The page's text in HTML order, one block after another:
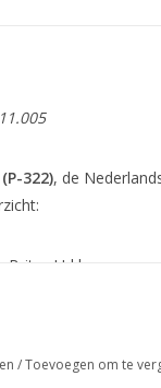
322), de
U-klasse
/Toevoegen om te